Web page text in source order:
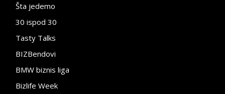
Šta jedemo
30 ispod 30
Tasty Talks
BIZBendovi
BMW biznis liga
Bizlife Week